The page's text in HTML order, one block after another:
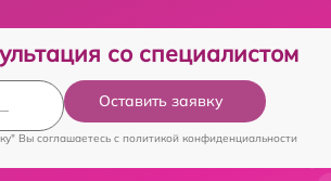
со специалистом
Оставить заявку
Вы соглашаетесь c политикой конфиденциальности